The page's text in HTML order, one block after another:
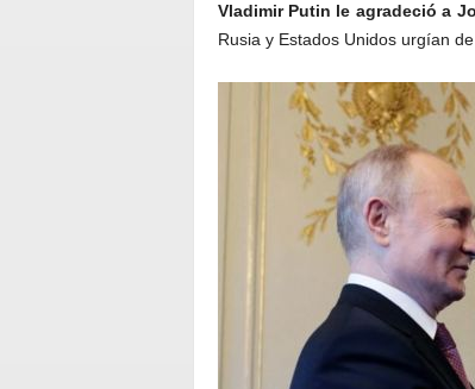
Vladimir Putin le agradeció a
Rusia y Estados Unidos urgían